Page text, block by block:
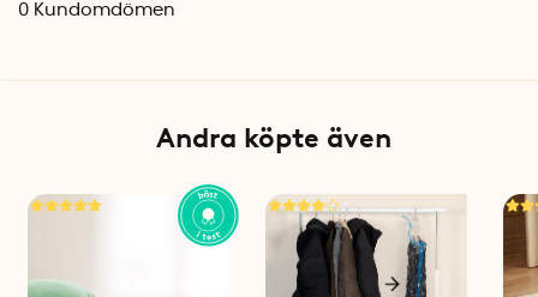
Material: Papperslaminat
0 Kundomdömen
Andra köpte även